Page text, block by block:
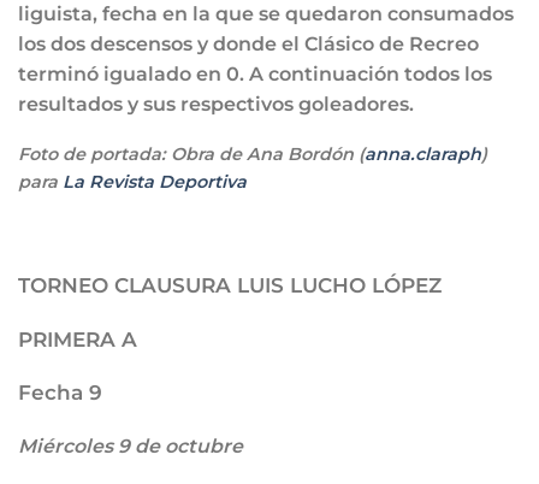
liguista, fecha en la que se quedaron consumados
los dos descensos y donde el Clásico de Recreo
terminó igualado en 0. A continuación todos los
resultados y sus respectivos goleadores.
Foto de portada: Obra de Ana Bordón (anna.claraph)
para La Revista Deportiva
TORNEO CLAUSURA LUIS LUCHO LÓPEZ
PRIMERA A
Fecha 9
Miércoles 9 de octubre